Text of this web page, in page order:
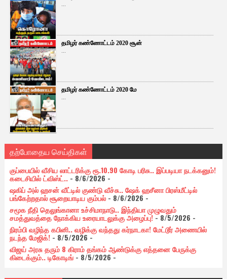
...
தமிழர் கண்ணோட்டம் 2020 சூன்
...
தமிழர் கண்ணோட்டம் 2020 மே
...
தற்போதைய செய்திகள்
குப்பையில் வீசிய லாட்டரிக்கு ரூ.10.90 கோடி பரிசு.. இப்படியா நடக்கனும்!
கடைசியில் ட்விஸ்ட்..- 8/6/2026 -
ஷகிப் அல் ஹசன் வீட்டில் குண்டு வீச்சு.. ஷேக் ஹசீனா பிரஸ்மீட்டில்
பங்கேற்றதால் சூறையாடிய கும்பல்- 8/6/2026-
சமூக நீதி தெலுங்கானா உச்சிமாநாடு.. இந்தியா முழுவதும்
சமத்துவத்தை நோக்கிய உரையாடலுக்கு அழைப்பு!- 8/5/2026 -
நிரம்பி வழிந்த கபினி.. வழிக்கு வந்தது கர்நாடகா! மேட்டூர் அணையில்
நடந்த மேஜிக்!- 8/5/2026 -
விஜய் அரசு தரும் 8 கிராம் தங்கம் ஆண்டுக்கு எத்தனை பேருக்கு
கிடைக்கும்.. டிகோடிங்- 8/5/2026 -